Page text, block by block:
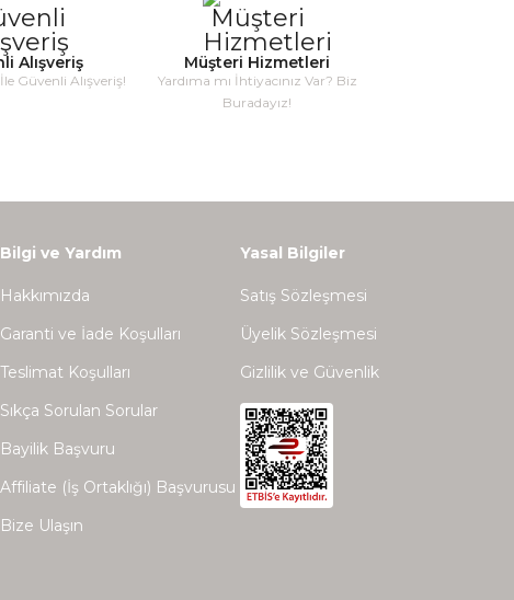
Alışveriş
Güvenli Alışveriş!
Müşteri Hizmetleri
Yardıma mı İhtiyacınız Var? Biz
Buradayız!
Bilgi ve Yardım
Hakkımızda
Garanti ve İade Koşulları
Teslimat Koşulları
Sıkça Sorulan Sorular
Bayilik Başvuru
Affiliate (İş Ortaklığı) Başvurusu
Bize Ulaşın
Yasal Bilgiler
Satış Sözleşmesi
Üyelik Sözleşmesi
Gizlilik ve Güvenlik